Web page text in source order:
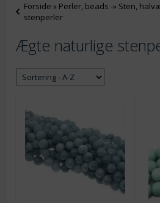
Forside » Perler, beads -» Sten,
stenperler
Ægte naturlige